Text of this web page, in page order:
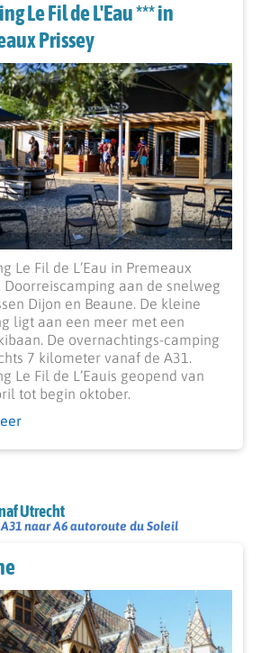
Le Fil de L'Eau *** in
Prissey
Le Fil de L’Eau in Premeaux
Doorreiscamping aan de snelweg
Dijon en Beaune. De kleine
ligt aan een meer met een
De overnachtings-camping
7 kilometer vanaf de A31.
Le Fil de L’Eauis geopend van
tot begin oktober.
Utrecht
naar A6 autoroute du Soleil